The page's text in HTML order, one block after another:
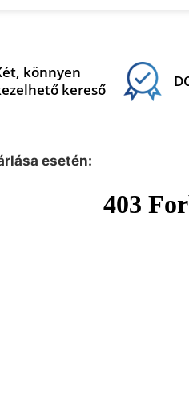
könnyen
kereső
esetén: